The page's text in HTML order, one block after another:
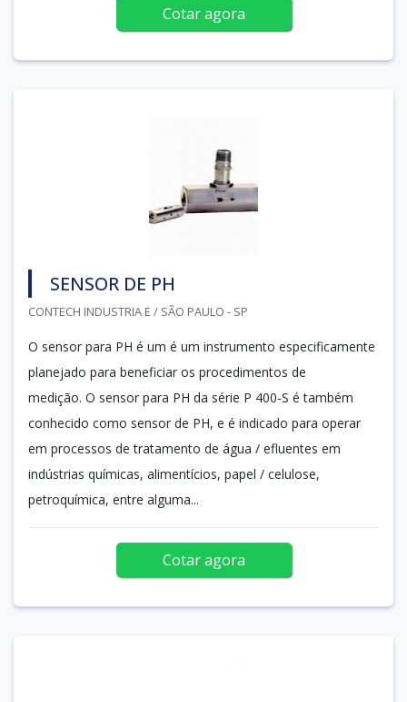
Cotar agora
SENSOR DE PH
CONTECH INDUSTRIA E / SÃO PAULO - SP
O sensor para PH é um é um instrumento especificamente
planejado para beneficiar os procedimentos de
medição. O sensor para PH da série P 400-S é também
conhecido como sensor de PH, e é indicado para operar
em processos de tratamento de água / efluentes em
indústrias químicas, alimentícios, papel / celulose,
petroquímica, entre alguma...
Cotar agora